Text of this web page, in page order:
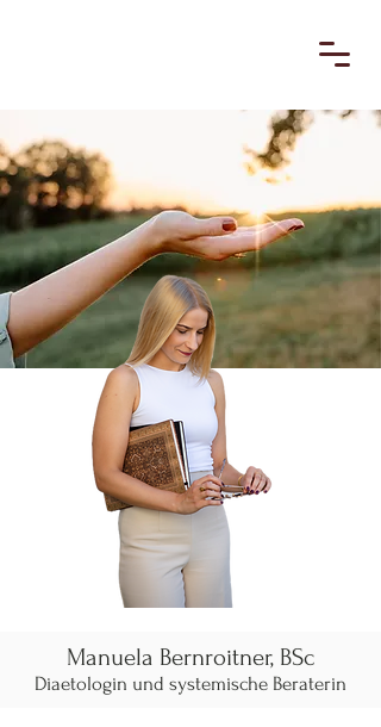
Manuela Bernroitner, BSc
Diaetologin und systemische Beraterin